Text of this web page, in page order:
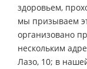
здоровьем,
мы призываем
организовано
нескольким
Лазо, 10; в